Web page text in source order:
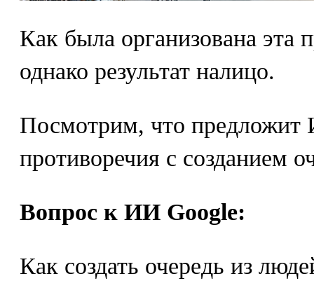
Как была организована эта
однако результат налицо.
Посмотрим, что предложит
противоречия с созданием
Вопрос к ИИ Google:
Как создать очередь из